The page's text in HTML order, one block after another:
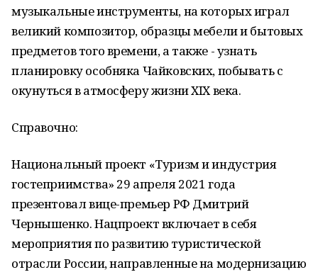
музыкальные инструменты, на которых играл
великий композитор, образцы мебели и бытовых
предметов того времени, а также - узнать
планировку особняка Чайковских, побывать с
окунуться в атмосферу жизни XIX века.
Справочно:
Национальный проект «Туризм и индустрия
гостеприимства» 29 апреля 2021 года
презентовал вице-премьер РФ Дмитрий
Чернышенко. Нацпроект включает в себя
мероприятия по развитию туристической
отрасли России, направленные на модернизацию